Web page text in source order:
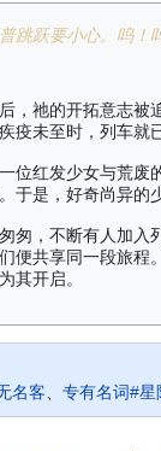
跳跃要小心。呜！
，祂的开拓意志
疫未至时，列车就
位红发少女与荒
于是，好奇尚异的
匆，不断有人加
便共享同一段旅
其开启。
名客、 专有名词#星